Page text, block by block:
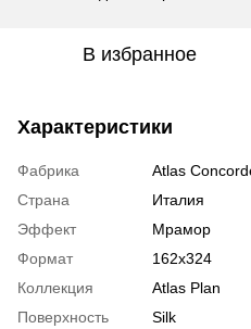
В избранное
Характеристики
Фабрика
Atlas
Страна
Италия
Эффект
Мрамор
Формат
162x324
Коллекция
Atlas Plan
Поверхность
Silk